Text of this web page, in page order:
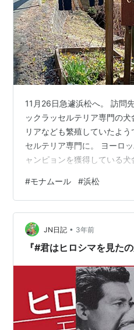
11月26日急遽浜松へ。 訪問
ックラッセルテリア専門の
リアなども繁殖していたよ
セルテリア専門に。 ヨーロ
ャンピョンを獲得している
ら。 み～を最後と決めて迎
験してきました。この時間
く、毎日に活気を与えてく
ったら、間違いなくもう一匹
いたはず。 この1年悩みに悩
#モナムール #浜松
JN日記 • 3年前
『#君はヒロシマを見たの